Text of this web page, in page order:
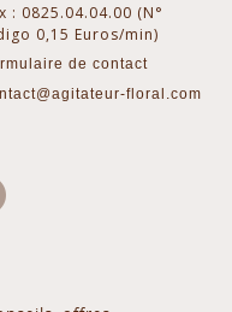
: 0825.04.04.00 (N°
0,15 Euros/min)
de contact
floral.com